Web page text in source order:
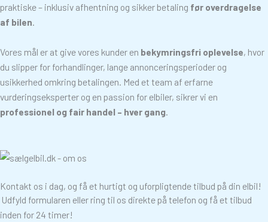
praktiske – inklusiv afhentning og sikker betaling før overdragelse
af bilen
Vores mål er at give vores kunder en bekymringsfri oplevelse, hvor
du slipper for forhandlinger, lange annonceringsperioder og
usikkerhed omkring betalingen. Med et team af erfarne
vurderingseksperter og en passion for elbiler, sikrer vi en
professionel og fair handel – hver gang
Kontakt os i dag, og få et hurtigt og uforpligtende tilbud på din elbil!
Udfyld formularen eller ring til os direkte på telefon og få et tilbud
inden for 24 timer!